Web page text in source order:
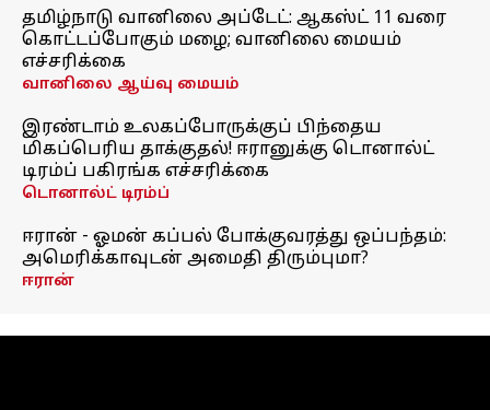
தமிழ்நாடு வானிலை அப்டேட்: ஆகஸ்ட் 11 வரை
கொட்டப்போகும் மழை; வானிலை மையம்
எச்சரிக்கை
வானிலை ஆய்வு மையம்
இரண்டாம் உலகப்போருக்குப் பிந்தைய
மிகப்பெரிய தாக்குதல்! ஈரானுக்கு டொனால்ட்
டிரம்ப் பகிரங்க எச்சரிக்கை
டொனால்ட் டிரம்ப்
ஈரான் - ஓமன் கப்பல் போக்குவரத்து ஒப்பந்தம்:
அமெரிக்காவுடன் அமைதி திரும்புமா?
ஈரான்